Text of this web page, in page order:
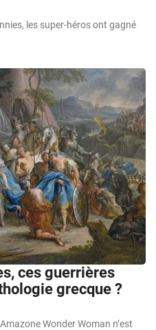
les super-héros ont gagné
ces guerrières
grecque ?
Wonder Woman n’est